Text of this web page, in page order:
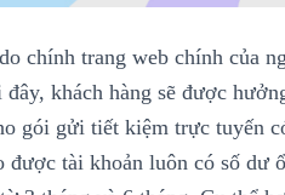
chính trang web chính của
khách hàng sẽ được
gói gửi tiết kiệm trực tuyến
được tài khoản luôn có số